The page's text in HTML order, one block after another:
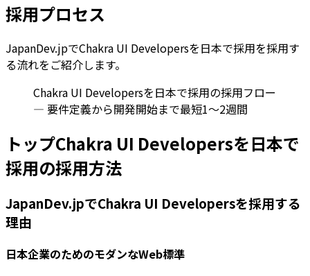
採用プロセス
JapanDev.jpでChakra UI Developersを日本で採用を採用す
る流れをご紹介します。
Chakra UI Developersを日本で採用の採用フロー
— 要件定義から開発開始まで最短1〜2週間
トップChakra UI Developersを日本で
採用の採用方法
JapanDev.jpでChakra UI Developersを採用する
理由
日本企業のためのモダンなWeb標準